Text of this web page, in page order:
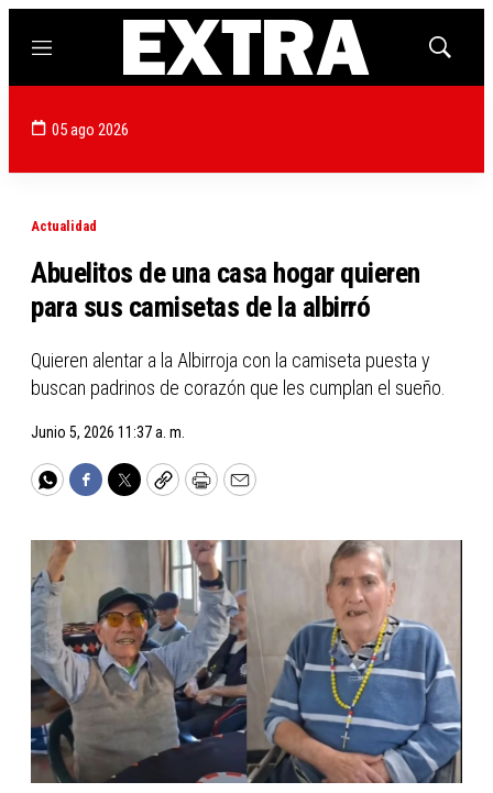
Menú
Mostrar
05 ago 2026
Actualidad
Abuelitos de una casa hogar quieren
para sus camisetas de la albirró
Quieren alentar a la Albirroja con la camiseta puesta y
buscan padrinos de corazón que les cumplan el sueño.
Junio 5, 2026 11:37 a. m.
WhatsApp
Facebook
TwitterCopyPrintEmail